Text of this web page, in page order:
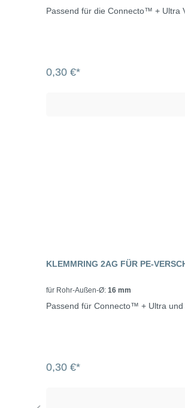
Passend für die Connecto™ + Ultra
0,30 €*
KLEMMRING 2AG FÜR PE-
für Rohr-Außen-Ø: 16 mm
Passend für Connecto™ + Ultra
0,30 €*